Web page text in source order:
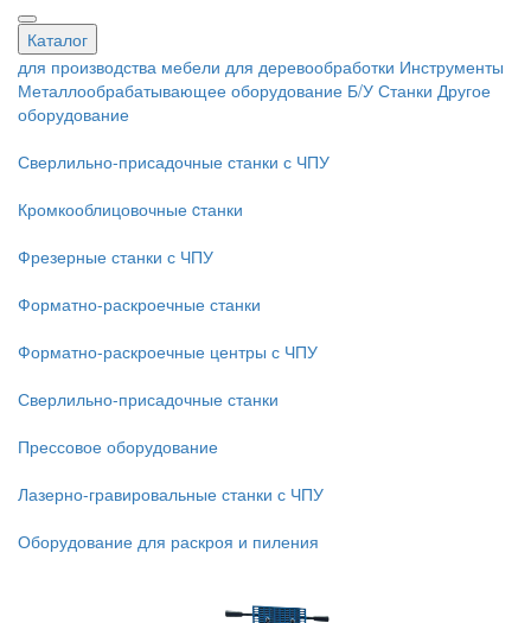
Каталог
для производства мебели для деревообработки Инструменты
Металлообрабатывающее оборудование Б/У Станки Другое
оборудование
Сверлильно-присадочные станки с ЧПУ
Кромкооблицовочные cтанки
Фрезерные станки с ЧПУ
Форматно-раскроечные станки
Форматно-раскроечные центры с ЧПУ
Сверлильно-присадочные станки
Прессовое оборудование
Лазерно-гравировальные станки с ЧПУ
Оборудование для раскроя и пиления